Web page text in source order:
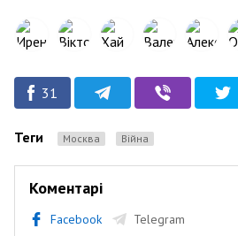
31
Теги Москва Війна
Коментарі
Facebook Telegram